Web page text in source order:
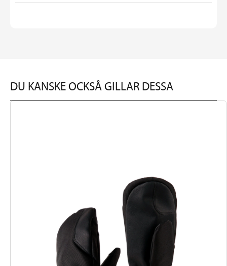
DU KANSKE OCKSÅ GILLAR DESSA